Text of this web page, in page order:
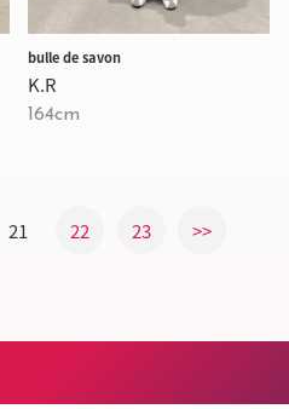
bulle de savon
K.R
164cm
21 22 23 >>